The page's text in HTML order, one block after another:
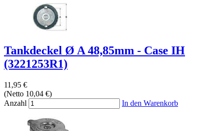
Tankdeckel Ø A 48,85mm - Case IH
(3221253R1)
11,95 €
(Netto 10,04 €)
Anzahl
In den Warenkorb